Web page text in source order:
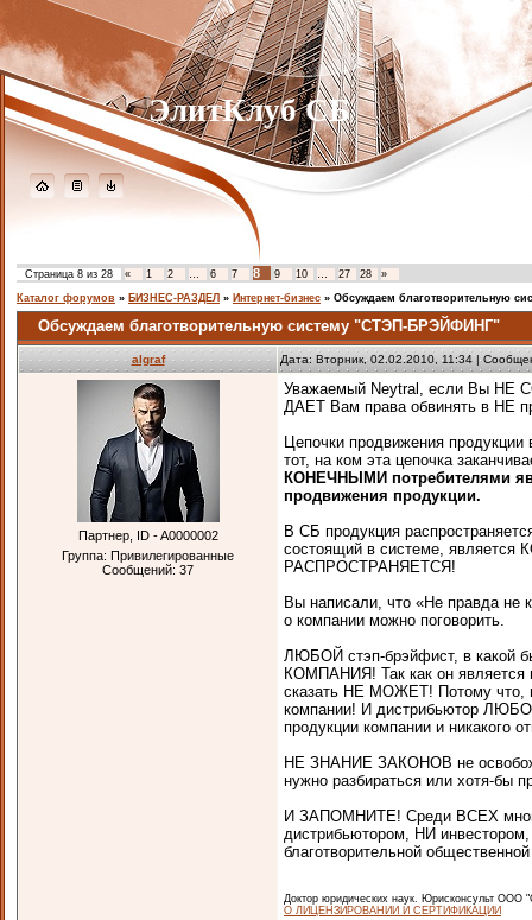
ЭлитКлуб СБ
Страница 8 из 28 « 1 2 … 6 7 8 9 10 … 27 28
»
Каталог форумов » БИЗНЕС-РАЗДЕЛ » Интернет-бизнес » Обсуждаем благотворительную
Обсуждаем благотворительную систему "СТЭП-БРЭЙФИНГ"
algraf Дата: Вторник, 02.02.2010, 11:34 |
Партнер, ID - A0000002
Группа: Привилегированные
Сообщений: 37
Уважаемый Neytral, если Вы НЕ
ДАЕТ Вам права обвинять в НЕ
Цепочки продвижения
тот, на ком эта цепочка
КОНЕЧНЫМИ потребителями
продвижения продукции.
В СБ продукция
состоящий в системе,
РАСПРОСТРАНЯЕТСЯ!
Вы написали, что «Не правда не
о компании можно поговорить.
ЛЮБОЙ стэп-брэйфист, в какой
КОМПАНИЯ! Так как он является
сказать НЕ МОЖЕТ! Потому что,
компании! И дистрибьютор
продукции компании и никакого
НЕ ЗНАНИЕ ЗАКОНОВ не
нужно разбираться или хотя-
И ЗАПОМНИТЕ! Среди ВСЕХ
дистрибьютором, НИ
благотворительной
Доктор юридических наук. Юрисконсульт
О ЛИЦЕНЗИРОВАНИИ И СЕРТИФИКАЦИИ